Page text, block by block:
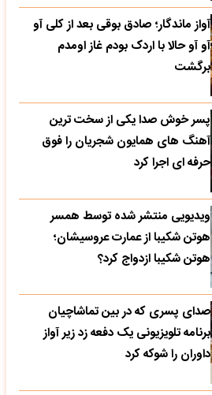
آواز ماندگار؛ صادق بوقی بعد از کلی آو
آو آو حالا با اردک بودم غاز اومدم
برگشت
پسر خوش صدا یکی از سخت ترین
آهنگ های همایون شجریان را فوق
حرفه ای اجرا کرد
ویدیویی منتشر شده توسط همسر
هوتن شکیبا از عمارت عروسیشان؛
هوتن شکیبا ازدواج کرد؟
صدای پسری که در بین تماشاچیان
برنامه تلویزیونی یک دفعه زد زیر آواز
داوران را شوکه کرد